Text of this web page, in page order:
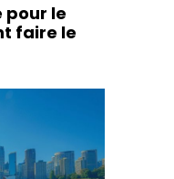
pour le
faire le